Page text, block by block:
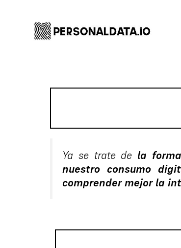
Ya se trate de la
nuestro consumo
comprender mejor la